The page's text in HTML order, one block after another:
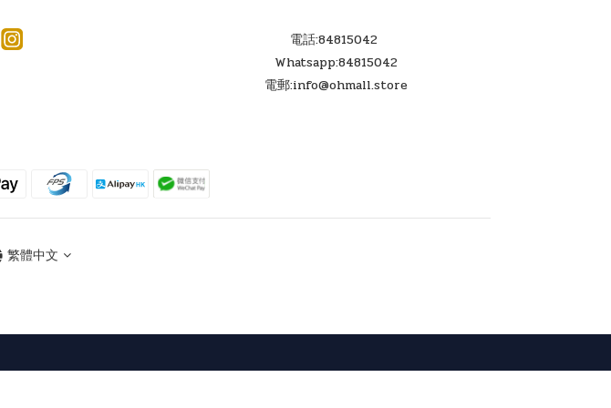
電話:84815042
Whatsapp:84815042
電郵:info@ohmall.store
繁體中文